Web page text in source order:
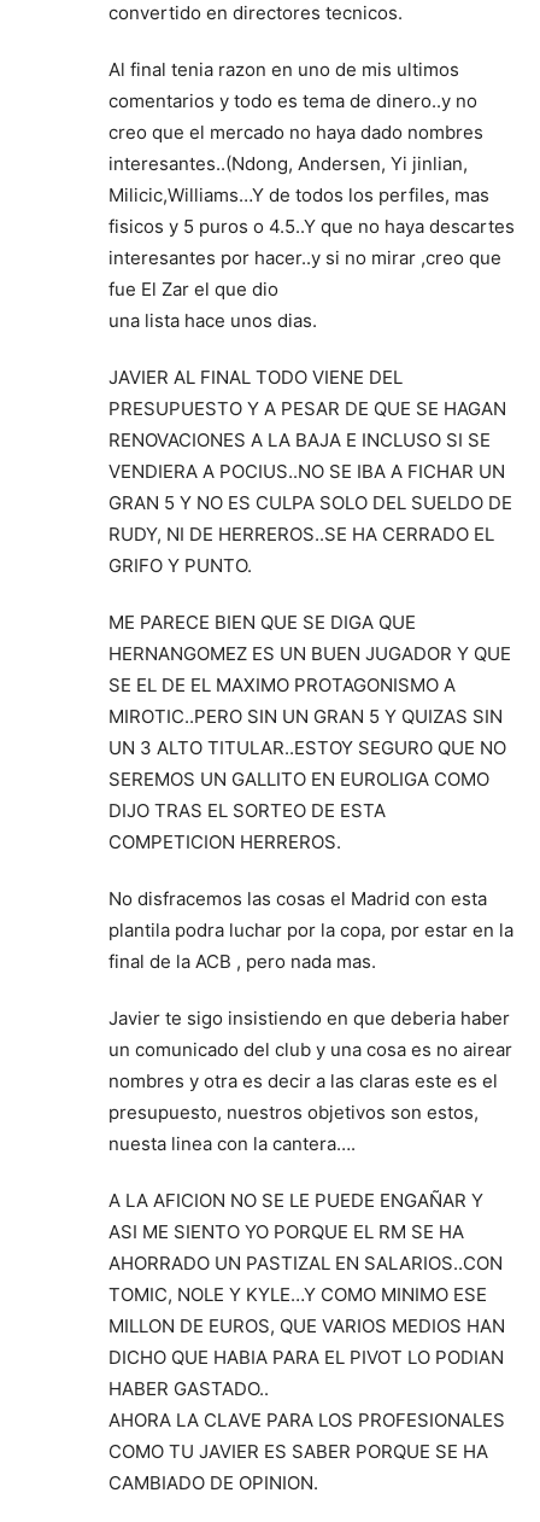
convertido en directores tecnicos.
Al final tenia razon en uno de mis ultimos
comentarios y todo es tema de dinero..y no
creo que el mercado no haya dado nombres
interesantes..(Ndong, Andersen, Yi jinlian,
Milicic,Williams…Y de todos los perfiles, mas
fisicos y 5 puros o 4.5..Y que no haya descartes
interesantes por hacer..y si no mirar ,creo que
fue El Zar el que dio
una lista hace unos dias.
JAVIER AL FINAL TODO VIENE DEL
PRESUPUESTO Y A PESAR DE QUE SE HAGAN
RENOVACIONES A LA BAJA E INCLUSO SI SE
VENDIERA A POCIUS..NO SE IBA A FICHAR UN
GRAN 5 Y NO ES CULPA SOLO DEL SUELDO DE
RUDY, NI DE HERREROS..SE HA CERRADO EL
GRIFO Y PUNTO.
ME PARECE BIEN QUE SE DIGA QUE
HERNANGOMEZ ES UN BUEN JUGADOR Y QUE
SE EL DE EL MAXIMO PROTAGONISMO A
MIROTIC..PERO SIN UN GRAN 5 Y QUIZAS SIN
UN 3 ALTO TITULAR..ESTOY SEGURO QUE NO
SEREMOS UN GALLITO EN EUROLIGA COMO
DIJO TRAS EL SORTEO DE ESTA
COMPETICION HERREROS.
No disfracemos las cosas el Madrid con esta
plantila podra luchar por la copa, por estar en la
final de la ACB , pero nada mas.
Javier te sigo insistiendo en que deberia haber
un comunicado del club y una cosa es no airear
nombres y otra es decir a las claras este es el
presupuesto, nuestros objetivos son estos,
nuesta linea con la cantera….
A LA AFICION NO SE LE PUEDE ENGAÑAR Y
ASI ME SIENTO YO PORQUE EL RM SE HA
AHORRADO UN PASTIZAL EN SALARIOS..CON
TOMIC, NOLE Y KYLE…Y COMO MINIMO ESE
MILLON DE EUROS, QUE VARIOS MEDIOS HAN
DICHO QUE HABIA PARA EL PIVOT LO PODIAN
HABER GASTADO..
AHORA LA CLAVE PARA LOS PROFESIONALES
COMO TU JAVIER ES SABER PORQUE SE HA
CAMBIADO DE OPINION.